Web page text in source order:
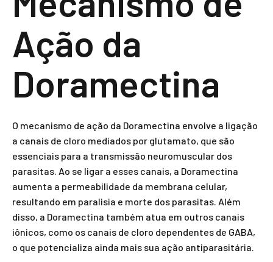
Ação da
Doramectina
O mecanismo de ação da Doramectina envolve a ligação
a canais de cloro mediados por glutamato, que são
essenciais para a transmissão neuromuscular dos
parasitas. Ao se ligar a esses canais, a Doramectina
aumenta a permeabilidade da membrana celular,
resultando em paralisia e morte dos parasitas. Além
disso, a Doramectina também atua em outros canais
iônicos, como os canais de cloro dependentes de GABA,
o que potencializa ainda mais sua ação antiparasitária.